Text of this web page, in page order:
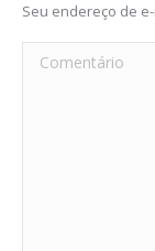
Seu endereço de
Comentário